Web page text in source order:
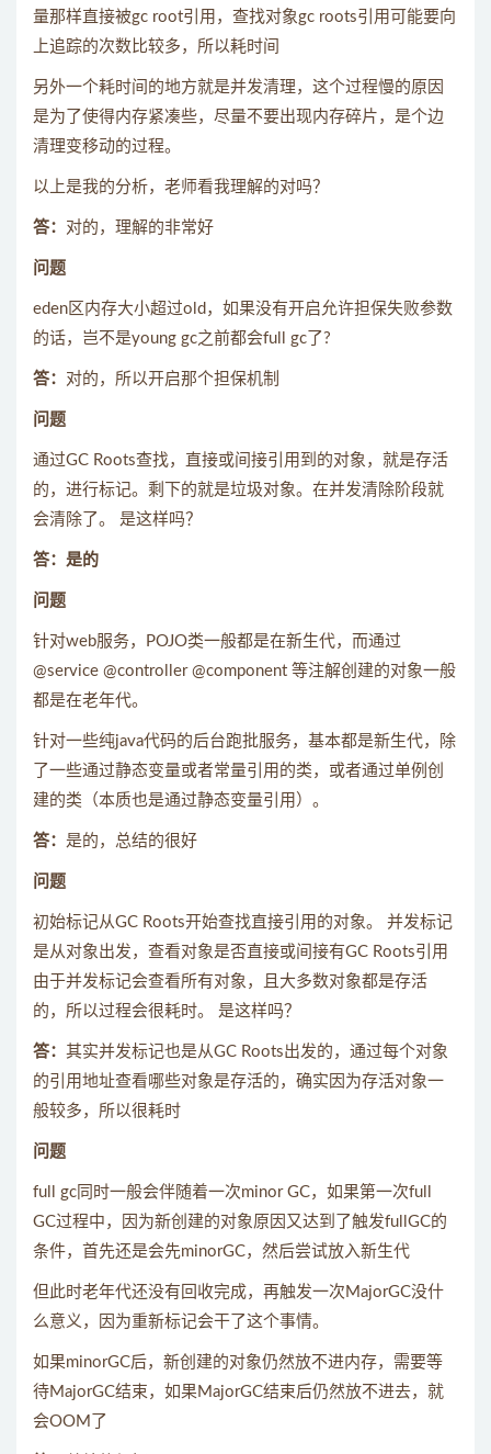
量那样直接被gc root引用，查找对象gc roots引用可能要向
上追踪的次数比较多，所以耗时间
另外一个耗时间的地方就是并发清理，这个过程慢的原因
是为了使得内存紧凑些，尽量不要出现内存碎片，是个边
清理变移动的过程。
以上是我的分析，老师看我理解的对吗？
答： 对的，理解的非常好
问题
eden区内存大小超过old，如果没有开启允许担保失败参数
的话，岂不是young gc之前都会full gc了?
答： 对的，所以开启那个担保机制
问题
通过GC Roots查找，直接或间接引用到的对象，就是存活
的，进行标记。剩下的就是垃圾对象。在并发清除阶段就
会清除了。 是这样吗？
答：是的
问题
针对web服务，POJO类一般都是在新生代，而通过
@service @controller @component 等注解创建的对象一般
都是在老年代。
针对一些纯java代码的后台跑批服务，基本都是新生代，除
了一些通过静态变量或者常量引用的类，或者通过单例创
建的类（本质也是通过静态变量引用）。
答： 是的，总结的很好
问题
初始标记从GC Roots开始查找直接引用的对象。 并发标记
是从对象出发，查看对象是否直接或间接有GC Roots引用
由于并发标记会查看所有对象，且大多数对象都是存活
的，所以过程会很耗时。 是这样吗？
答： 其实并发标记也是从GC Roots出发的，通过每个对象
的引用地址查看哪些对象是存活的，确实因为存活对象一
般较多，所以很耗时
问题
full gc同时一般会伴随着一次minor GC，如果第一次full
GC过程中，因为新创建的对象原因又达到了触发fullGC的
条件，首先还是会先minorGC，然后尝试放入新生代
但此时老年代还没有回收完成，再触发一次MajorGC没什
么意义，因为重新标记会干了这个事情。
如果minorGC后，新创建的对象仍然放不进内存，需要等
待MajorGC结束，如果MajorGC结束后仍然放不进去，就
会OOM了